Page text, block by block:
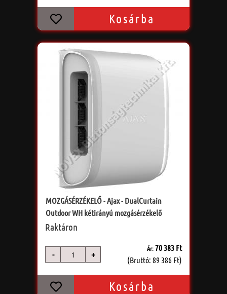
Kosárba
MOZGÁSÉRZÉKELŐ - Ajax - DualCurtain
Outdoor WH kétirányú mozgásérzékelő
Raktáron
- +
Ár:70 383 Ft
(Bruttó: 89 386 Ft)
Kosárba